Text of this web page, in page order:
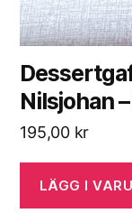
Nilsjohan
195,00 kr
LÄGG I